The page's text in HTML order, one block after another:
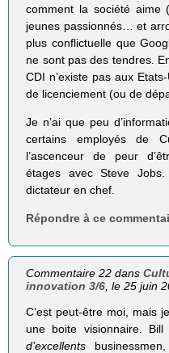
comment la société aime
jeunes passionnés… et
plus conflictuelle que
ne sont pas des tendres.
CDI n’existe pas aux
de licenciement (ou de
Je n’ai que peu
certains employés de
l’ascenceur de peur
étages avec Steve
dictateur en chef.
Répondre à ce
Commentaire 22 dans
innovation 3/6 , le 25 juin
C’est peut-être moi, mais
une boite visionnaire.
d’excellents